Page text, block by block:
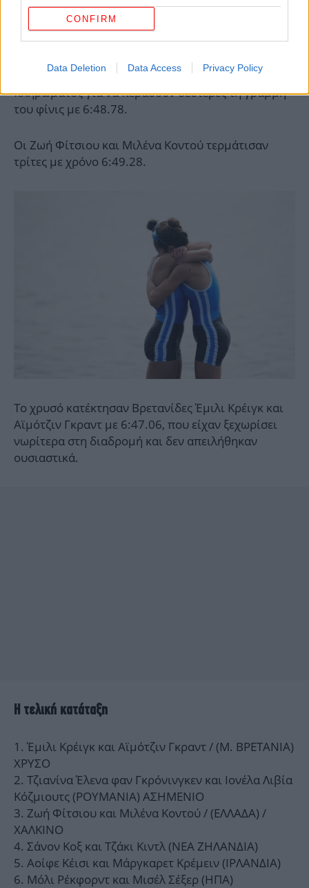
CONFIRM
Data Deletion Data Access Privacy Policy
περάσουν από την 4η στην 3η θέση, κάτι που
κατάφεραν. Και ήταν κοντά και στο ασημένιο
μετάλλιο, αλλά στα τελευταία μέτρα οι Ρουμάνες
Τζιανίνα Έλενα φαν Γκρόνινγκεν και Ιονέλα Λιβία
Κόζμιουτς άντεξαν στην πίεση του ελληνικού
πληρώματος για να περάσουν δεύτερες τη γραμμή
του φίνις με 6:48.78.
Οι Ζωή Φίτσιου και Μιλένα Κοντού τερμάτισαν
τρίτες με χρόνο 6:49.28.
Το χρυσό κατέκτησαν Βρετανίδες Έμιλι Κρέιγκ και
Αϊμότζιν Γκραντ με 6:47.06, που είχαν ξεχωρίσει
νωρίτερα στη διαδρομή και δεν απειλήθηκαν
ουσιαστικά.
Η τελική κατάταξη
Έμιλι Κρέιγκ και Αϊμότζιν Γκραντ / (Μ. ΒΡΕΤΑΝΙΑ)
ΧΡΥΣΟ
Τζιανίνα Έλενα φαν Γκρόνινγκεν και Ιονέλα Λιβία
Κόζμιουτς (ΡΟΥΜΑΝΙΑ) ΑΣΗΜΕΝΙΟ
Ζωή Φίτσιου και Μιλένα Κοντού / (ΕΛΛΑΔΑ) /
ΧΑΛΚΙΝΟ
Σάνον Κοξ και Τζάκι Κιντλ (ΝΕΑ ΖΗΛΑΝΔΙΑ)
Αοίφε Κέισι και Μάργκαρετ Κρέμειν (ΙΡΛΑΝΔΙΑ)
Μόλι Ρέκφορντ και Μισέλ Σέξερ (ΗΠΑ)